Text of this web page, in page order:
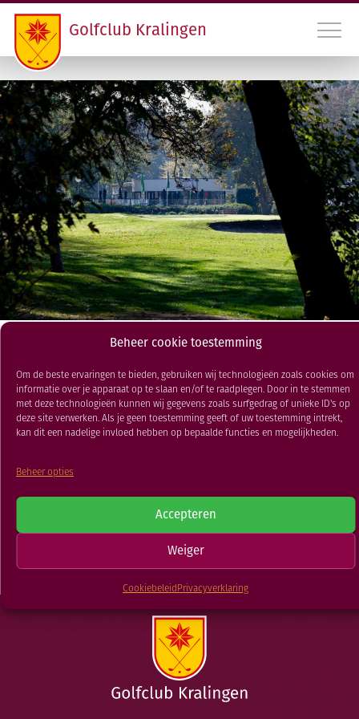
Beheer cookie toestemming
Om de beste ervaringen te bieden, gebruiken wij technologieën zoals cookies om
informatie over je apparaat op te slaan en/of te raadplegen. Door in te stemmen
met deze technologieën kunnen wij gegevens zoals surfgedrag of unieke ID's op
deze site verwerken. Als je geen toestemming geeft of uw toestemming intrekt,
kan dit een nadelige invloed hebben op bepaalde functies en mogelijkheden.
Beheer opties
Accepteren
Weiger
CookiebeleidPrivacyverklaring
Golfclub Kralingen
010 45 22 475
INLOGGEN LEDEN GCK
CONTACT
LIDMAATSCHAP EN HANDICAPREGISTRATIE
VERENIGING
PROGRAMMA
RDAMS GOLF OPEN
GOLFSCHOOL
GOLFBAAN
Herenmaandag
04 APR 2019
Zweedse wedstrijd
NIEUWSOVERZICHT